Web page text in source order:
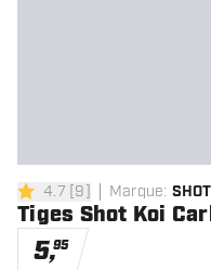
4.7 étoiles de notation
4.7 [9] Marque: SHOT
Tiges Shot Koi
5,95